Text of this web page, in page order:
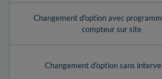
Changement d'option avec
compteur sur site
Changement d'option sans